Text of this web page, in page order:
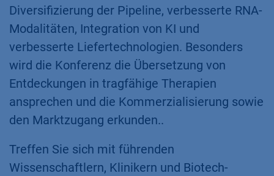
Diversifizierung der Pipeline, verbesserte RNA-
Modalitäten, Integration von KI und
verbesserte Liefertechnologien. Besonders
wird die Konferenz die Übersetzung von
Entdeckungen in tragfähige Therapien
ansprechen und die Kommerzialisierung sowie
den Marktzugang erkunden..
Treffen Sie sich mit führenden
Wissenschaftlern, Klinikern und Biotech-